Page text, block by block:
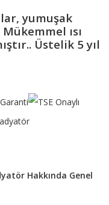
yumuşak
ısı
Üstelik 5 yıl
Hakkında Genel